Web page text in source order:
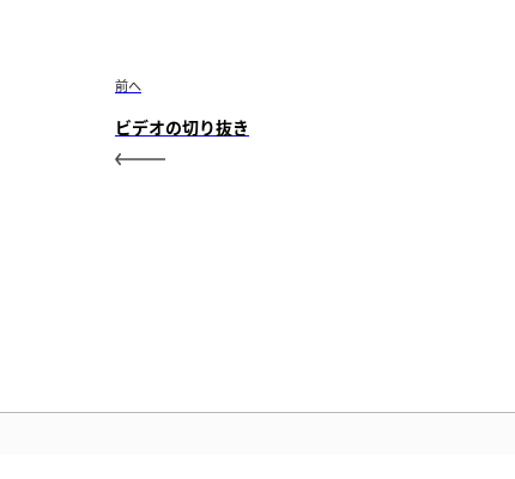
前へ
ビデオの切り抜き